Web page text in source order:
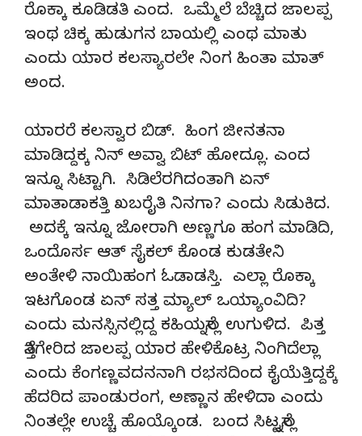
ರೊಕ್ಕಾ ಕೂಡಿಡತಿ ಎಂದ. ಒಮ್ಮೆಲೆ ಬೆಚ್ಚಿದ ಜಾಲಪ್ಪ
ಇಂಥ ಚಿಕ್ಕ ಹುಡುಗನ ಬಾಯಲ್ಲಿ ಎಂಥ ಮಾತು
ಎಂದು ಯಾರ ಕಲಸ್ಯಾರಲೇ ನಿಂಗ ಹಿಂತಾ ಮಾತ್
ಅಂದ.
ಯಾರರೆ ಕಲಸ್ವಾರ ಬಿಡ್. ಹಿಂಗ ಜೀನತನಾ
ಮಾಡಿದ್ದಕ್ಕ ನಿನ್ ಅವ್ವಾ ಬಿಟ್ ಹೋದ್ಲೂ. ಎಂದ
ಇನ್ನೂ ಸಿಟ್ಟಾಗಿ. ಸಿಡಿಲೆರಗಿದಂತಾಗಿ ಏನ್
ಮಾತಾಡಾಕತ್ತಿ ಖಬರೈತಿ ನಿನಗಾ? ಎಂದು ಸಿಡುಕಿದ.
ಅದಕ್ಕೆ ಇನ್ನೂ ಜೋರಾಗಿ ಅಣ್ಣಗೂ ಹಂಗ ಮಾಡಿದಿ,
ಒಂದೊರ್ಸ ಆತ್ ಸೈಕಲ್ ಕೊಂಡ ಕುಡತೇನಿ
ಅಂತೇಳಿ ನಾಯಿಹಂಗ ಓಡಾಡಸ್ತಿ. ಎಲ್ಲಾ ರೊಕ್ಕಾ
ಇಟಗೊಂಡ ಏನ್ ಸತ್ತ ಮ್ಯಾಲ್ ಒಯ್ಯಾಂವಿದಿ?
ಎಂದು ಮನಸ್ಸಿನಲ್ಲಿದ್ದ ಕಹಿಯನ್ನೆಲ್ಲ ಉಗುಳಿದ. ಪಿತ್ತ
ನೆತ್ತಿಗೇರಿದ ಜಾಲಪ್ಪ ಯಾರ ಹೇಳಿಕೊಟ್ರ ನಿಂಗಿದೆಲ್ಲಾ
ಎಂದು ಕೆಂಗಣ್ಣವದನನಾಗಿ ರಭಸದಿಂದ ಕೈಯೆತ್ತಿದ್ದಕ್ಕೆ
ಹೆದರಿದ ಪಾಂಡುರಂಗ, ಅಣ್ಣಾನ ಹೇಳಿದಾ ಎಂದು
ನಿಂತಲ್ಲೇ ಉಚ್ಚೆ ಹೊಯ್ಕೊಂಡ. ಬಂದ ಸಿಟ್ಟನ್ನೆಲ್ಲ